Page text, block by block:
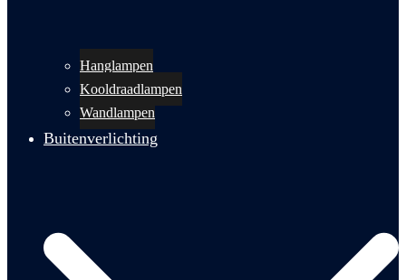
Hanglampen
Kooldraadlampen
Wandlampen
Buitenverlichting